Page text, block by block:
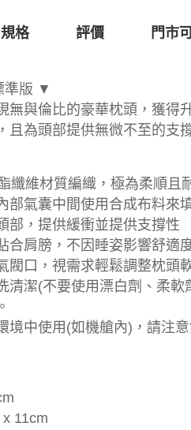
規格 評價 門市
準版 ▼
無與倫比的豪華枕頭，獲得
且為頭部提供無微不至的支
纖維材質編織，極為柔順且
部氣囊中間使用合成布料來
部，提供緩衝並提供支撐性
合肩膀，不因睡姿影響舒適
閥口，視需求輕鬆調整枕頭
清潔(不要使用漂白劑、柔
境中使用(如機艙內)，請注
11cm